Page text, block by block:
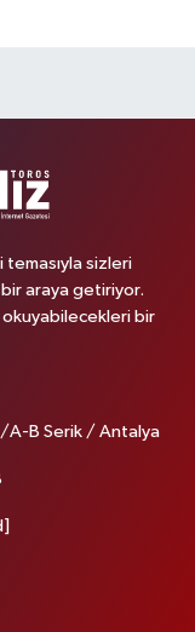
temasıyla sizleri
araya getiriyor.
okuyabilecekleri bir
A-B Serik / Antalya